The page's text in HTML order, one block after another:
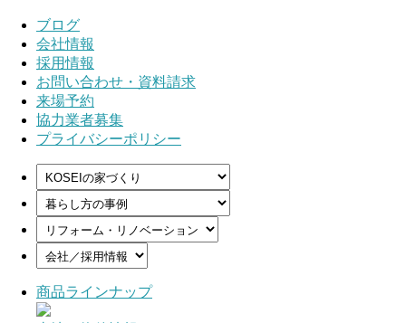
ブログ
会社情報
採用情報
お問い合わせ・資料請求
来場予約
協力業者募集
プライバシーポリシー
商品ラインナップ